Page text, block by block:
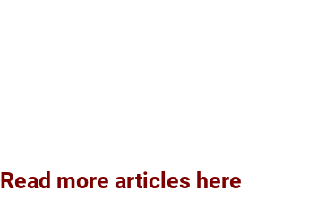
Read more articles here